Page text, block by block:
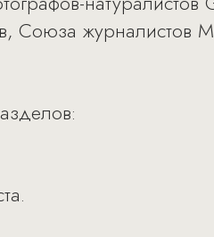
Союза журналистов